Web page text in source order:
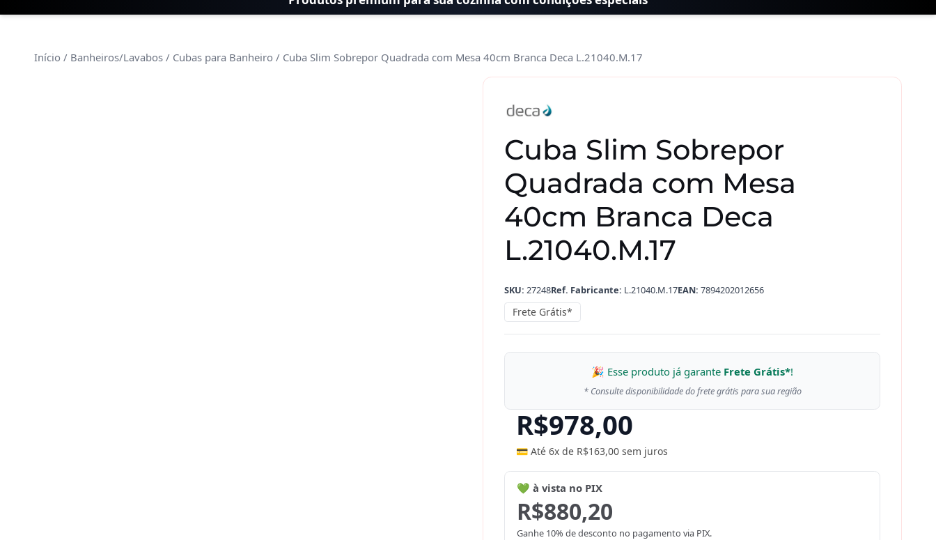
Início / Banheiros/Lavabos / Cubas para Banheiro / Cuba Slim Sobrepor Quadrada com Mesa 40cm Branca Deca L.21040.M.17
Cuba Slim Sobrepor
Quadrada com Mesa
40cm Branca Deca
L.21040.M.17
SKU: 27248Ref. Fabricante: L.21040.M.17EAN: 7894202012656
Frete Grátis*
🎉 Esse produto já garante Frete Grátis*!
* Consulte disponibilidade do frete grátis para sua região
R$978,00
💳 Até 6x de R$163,00 sem juros
💚 à vista no PIX
R$880,20
Ganhe 10% de desconto no pagamento via PIX.